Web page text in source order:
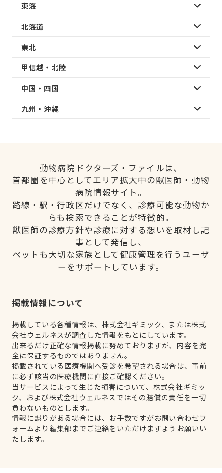
東海
北海道
東北
甲信越・北陸
中国・四国
九州・沖縄
動物病院ドクターズ・ファイルは、
首都圏を中心としてエリア拡大中の獣医師・動物
病院情報サイト。
路線・駅・行政区だけでなく、診療可能な動物か
らも検索できることが特徴的。
獣医師の診療方針や診療に対する想いを取材し記
事として発信し、
ペットも大切な家族として健康管理を行うユーザ
ーをサポートしています。
掲載情報について
掲載している各種情報は、株式会社ギミック、または株式
会社ウェルネスが調査した情報をもとにしています。
出来るだけ正確な情報掲載に努めておりますが、内容を完
全に保証するものではありません。
掲載されている医療機関へ受診を希望される場合は、事前
に必ず該当の医療機関に直接ご確認ください。
当サービスによって生じた損害について、株式会社ギミッ
ク、および株式会社ウェルネスではその賠償の責任を一切
負わないものとします。
情報に誤りがある場合には、お手数ですがお問い合わせフ
ォームより編集部までご連絡をいただけますようお願いい
たします。